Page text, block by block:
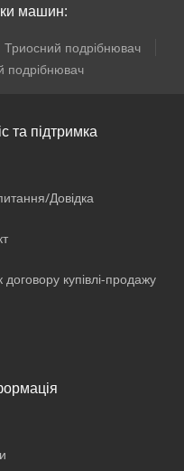
машин:
Триосний подрібнювач
подрібнювач
та підтримка
Довідка
договору купівлі-продажу